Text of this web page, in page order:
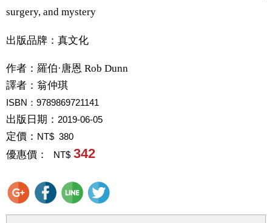
surgery, and mystery
出版品牌：真文化
作者： 羅伯·唐恩 Rob Dunn
譯者： 翁仲琪
ISBN：9789869721141
出版日期： 2019-06-05
定價： NT$ 380
優惠價： NT$ 342